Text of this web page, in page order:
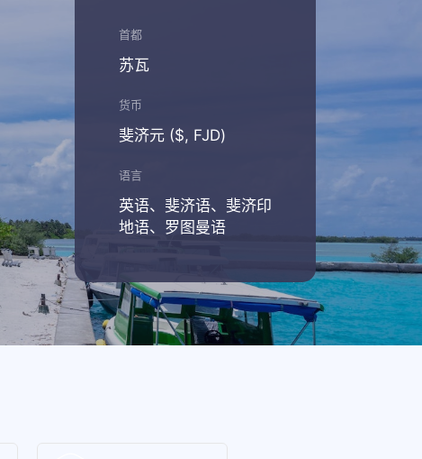
首都
苏瓦
货币
斐济元 ($, FJD)
语言
英语、斐济语、斐济印
地语、罗图曼语